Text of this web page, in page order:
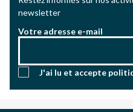
newsletter
Votre adresse e-mail
J'ai lu et accepte